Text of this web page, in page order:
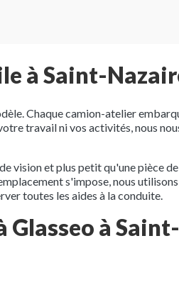
à Saint-
Chaque camion-atelier
travail ni vos activités, nous
vision et plus petit qu'une pièce
s'impose, nous utilisons
toutes les aides à la conduite.
Glasseo à Saint-